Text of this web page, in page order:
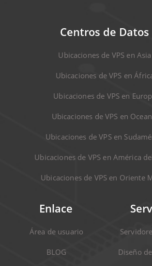
Centros de Datos
Ubicaciones de VPS en Asia
Ubicaciones de VPS en
Ubicaciones de VPS en
Ubicaciones de VPS en
Ubicaciones de VPS en
Ubicaciones de VPS en América
Ubicaciones de VPS en Oriente
Enlace
Área de usuario
BLOG Diseño